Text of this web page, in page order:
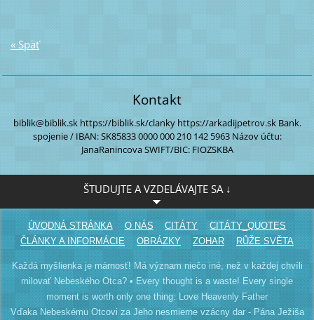
« Späť
Kontakt
biblik@biblik.skhttps://biblik.sk/clankyhttps://arkadijpetrov.skBank.
spojenie / IBAN:SK85833 0000000 210 142 5963Názov účtu:
JanaRanincovaSWIFT/BIC: FIOZSKBA
ŠTUDUJTE A VZDELÁVAJTE SA ↓
ÚVODNÁ STRÁNKA O NÁS CITÁTY
CITÁTY_QUOTES
ČLÁNKY A INFORMÁCIE
OBRÁZKY ZOHAR RŮŽE SVĚTA
Každá myšlienka je márnosť! Má význam niečo iné, než v každej chvíli
milovať Nebeského Otca? • Every thought is a waste! Every single
moment is worth only one thing: Love Heavenly Father
Vďaka Nebeskému Otcovi za Jeho nesmierne vzácny dar - Pána Ježiša